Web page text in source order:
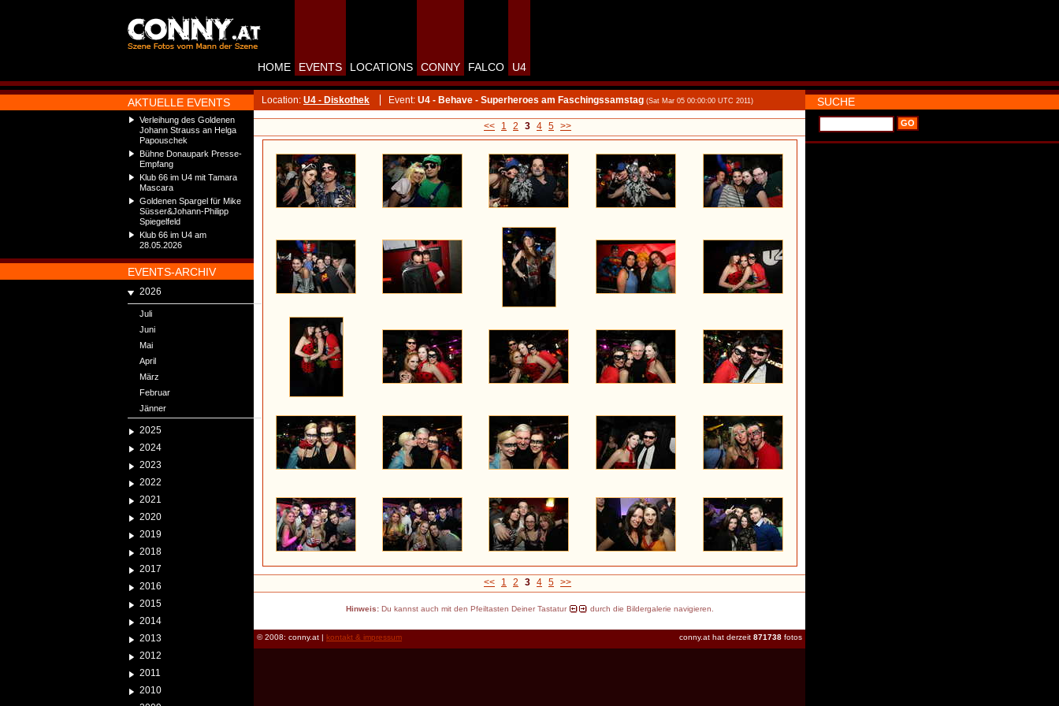
AKTUELLE EVENTS
Verleihung des Goldenen
Johann Strauss an Helga
Papouschek
Bühne Donaupark Presse-
Empfang
Klub 66 im U4 mit Tamara
Mascara
Goldenen Spargel für Mike
Süsser&Johann-Philipp
Spiegelfeld
Klub 66 im U4 am
28.05.2026
EVENTS-ARCHIV
2026
Juli
Juni
Mai
April
März
Februar
Jänner
2025
2024
2023
2022
2021
2020
2019
2018
2017
2016
2015
2014
2013
2012
2011
2010
HOME EVENTS LOCATIONS CONNY FALCO U4
Location: U4 - Diskothek Event: U4 - Behave - Superheroes am Faschingssamstag (Sat Mar 05 00:00:00 UTC 2011)
<< 1 2 3 4 5 >>
<< 1 2 3 4 5 >>
Hinweis:Du kannst auch mit den Pfeiltasten Deiner Tastatur durch die Bildergalerie navigieren.
conny.at hat derzeit 871738 fotos
© 2008: conny.at | kontakt & impressum
SUCHE